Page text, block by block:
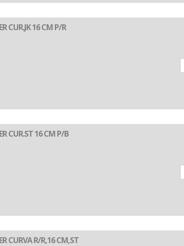
CUR.JK 16 CM P/R
CUR.ST 16 CM P/B
CURVA R/R,16 CM,ST